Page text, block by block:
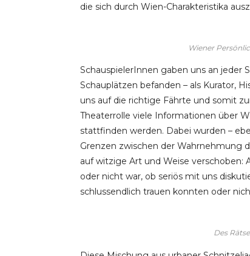
die sich durch Wien-Charakteristika
Wiener
SchauspielerInnen gaben uns an jeder
Schauplätzen befanden – als Kurator,
uns auf die richtige Fährte und somit
Theaterrolle viele Informationen über
stattfinden werden. Dabei wurden –
Grenzen zwischen der Wahrnehmung
auf witzige Art und Weise
oder nicht war, ob seriös mit uns
schlussendlich trauen konnten oder
Des